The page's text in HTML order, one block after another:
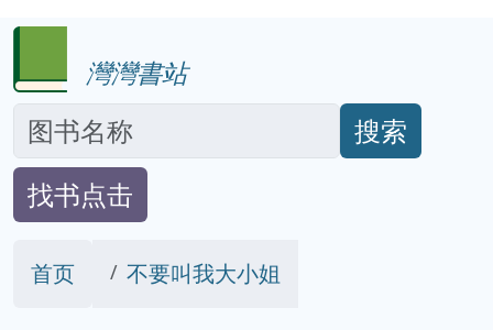
灣灣書站
搜索
找书点击
首页 不要叫我大小姐